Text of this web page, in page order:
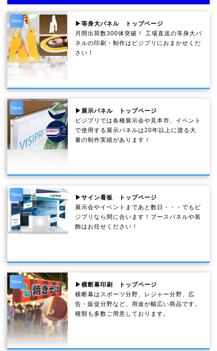
New
▶等身大パネル トップページ
月間出荷数300体突破！ 工場直送の等身大パ
ネルの印刷・制作は ビジプリ におまかせくだ
さい！
New
▶展示パネル トップページ
ビジプリでは各種展示会や見本市、イベント
で使用する展示パネルは20年以上に渡る大
量の制作実績があります！
New
▶サイン看板 トップページ
展示会やイベントまであと数日・・・でもビ
ジプリなら間に合います！ブースパネルや装
飾はお任せください！
New
▶横断幕印刷 トップページ
横断幕はスポーツ分野、レジャー分野、広
告・販促分野など、用途が幅広い商品です。
種類も多数ご用意しております。